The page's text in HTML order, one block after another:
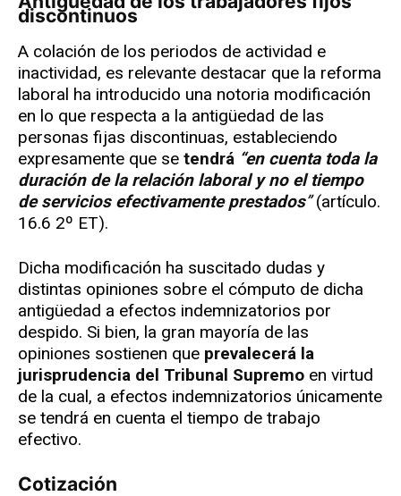
discontinuos
A colación de los periodos de actividad e
inactividad, es relevante destacar que la reforma
laboral ha introducido una notoria modificación
en lo que respecta a la antigüedad de las
personas fijas discontinuas, estableciendo
expresamente que se tendrá “en cuenta toda la
duración de la relación laboral y no el tiempo
de servicios efectivamente prestados”(artículo.
16.6 2º ET).
Dicha modificación ha suscitado dudas y
distintas opiniones sobre el cómputo de dicha
antigüedad a efectos indemnizatorios por
despido. Si bien, la gran mayoría de las
opiniones sostienen que prevalecerá la
jurisprudencia del Tribunal Supremo en virtud
de la cual, a efectos indemnizatorios únicamente
se tendrá en cuenta el tiempo de trabajo
efectivo.
Cotización